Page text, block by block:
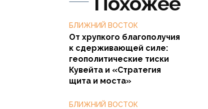
БЛИЖНИЙ ВОСТОК
От хрупкого благополучия
к сдерживающей силе:
геополитические тиски
Кувейта и «Стратегия
щита и моста»
БЛИЖНИЙ ВОСТОК